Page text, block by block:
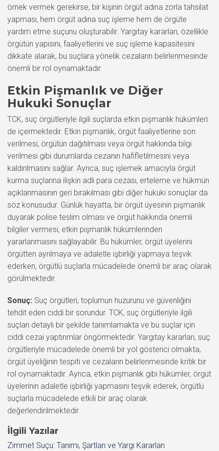
örnek vermek gerekirse, bir kişinin örgüt adına zorla tahsilat
yapması, hem örgüt adına suç işleme hem de örgüte
yardım etme suçunu oluşturabilir. Yargıtay kararları, özellikle
örgütün yapısını, faaliyetlerini ve suç işleme kapasitesini
dikkate alarak, bu suçlara yönelik cezaların belirlenmesinde
önemli bir rol oynamaktadır.
Etkin Pişmanlık ve Diğer
Hukuki Sonuçlar
TCK, suç örgütleriyle ilgili suçlarda etkin pişmanlık hükümleri
de içermektedir. Etkin pişmanlık, örgüt faaliyetlerine son
verilmesi, örgütün dağıtılması veya örgüt hakkında bilgi
verilmesi gibi durumlarda cezanın hafifletilmesini veya
kaldırılmasını sağlar. Ayrıca, suç işlemek amacıyla örgüt
kurma suçlarına ilişkin adli para cezası, erteleme ve hükmün
açıklanmasının geri bırakılması gibi diğer hukuki sonuçlar da
söz konusudur. Günlük hayatta, bir örgüt üyesinin pişmanlık
duyarak polise teslim olması ve örgüt hakkında önemli
bilgiler vermesi, etkin pişmanlık hükümlerinden
yararlanmasını sağlayabilir. Bu hükümler, örgüt üyelerini
örgütten ayrılmaya ve adaletle işbirliği yapmaya teşvik
ederken, örgütlü suçlarla mücadelede önemli bir araç olarak
görülmektedir.
Sonuç: Suç örgütleri, toplumun huzurunu ve güvenliğini
tehdit eden ciddi bir sorundur. TCK, suç örgütleriyle ilgili
suçları detaylı bir şekilde tanımlamakta ve bu suçlar için
ciddi cezai yaptırımlar öngörmektedir. Yargıtay kararları, suç
örgütleriyle mücadelede önemli bir yol gösterici olmakta,
örgüt üyeliğinin tespiti ve cezaların belirlenmesinde kritik bir
rol oynamaktadır. Ayrıca, etkin pişmanlık gibi hükümler, örgüt
üyelerinin adaletle işbirliği yapmasını teşvik ederek, örgütlü
suçlarla mücadelede etkili bir araç olarak
değerlendirilmektedir.
İlgili Yazılar
Zimmet Suçu: Tanımı, Şartları ve Yargı Kararları